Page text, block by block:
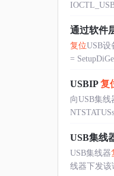
通过软件
复位USB设
=
USBIP复
向USB集线
USB集线
USB集线器
线器下发该